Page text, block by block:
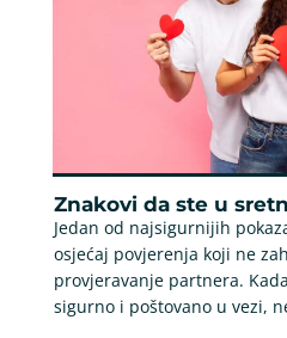
Znakovi da ste u
Jedan od najsigurnijih
osjećaj povjerenja koji ne
provjeravanje partnera.
sigurno i poštovano u vezi,